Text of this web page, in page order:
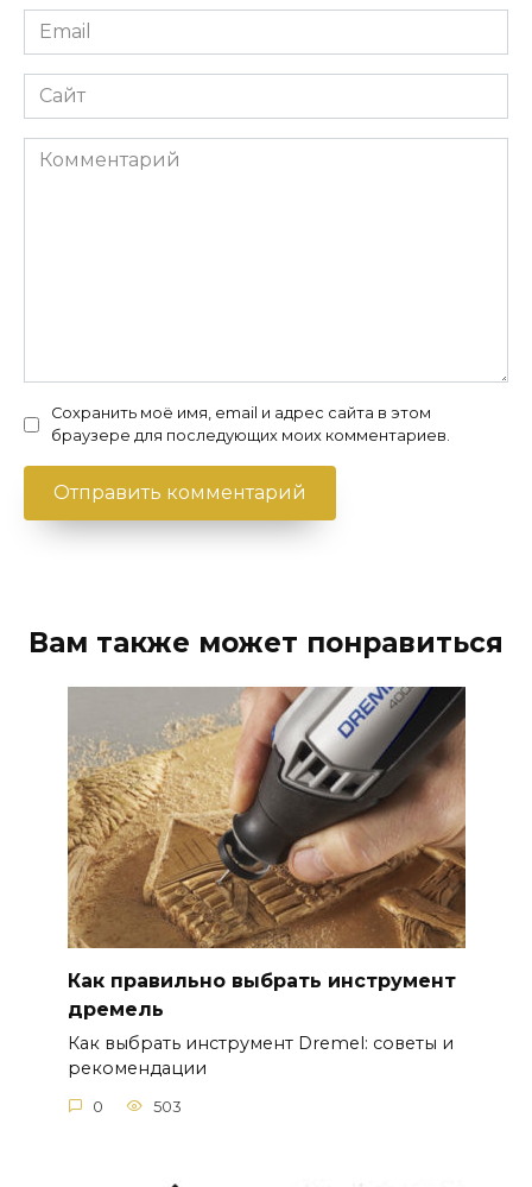
Email
*
Сайт
Комментарий
Сохранить моё имя, email и адрес сайта в этом
браузере для последующих моих комментариев.
Вам также может понравиться
Как правильно выбрать инструмент
дремель
Как выбрать инструмент Dremel: советы и
рекомендации
0 503